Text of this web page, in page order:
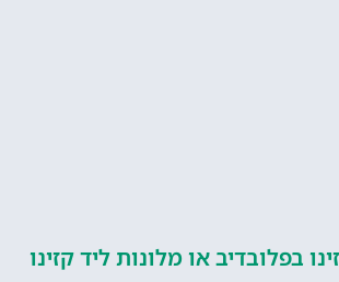
או מלונות ליד קזינו